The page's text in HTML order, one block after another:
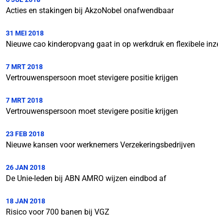
Acties en stakingen bij AkzoNobel onafwendbaar
31 MEI 2018
Nieuwe cao kinderopvang gaat in op werkdruk en flexibele
7 MRT 2018
Vertrouwenspersoon moet stevigere positie krijgen
7 MRT 2018
Vertrouwenspersoon moet stevigere positie krijgen
23 FEB 2018
Nieuwe kansen voor werknemers Verzekeringsbedrijven
26 JAN 2018
De Unie-leden bij ABN AMRO wijzen eindbod af
18 JAN 2018
Risico voor 700 banen bij VGZ